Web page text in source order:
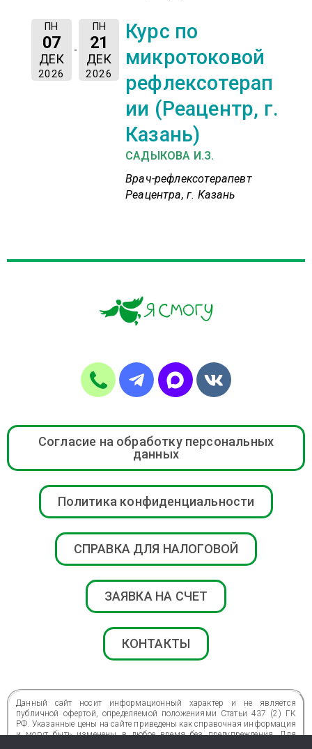
ПН
07
ДЕК
2026
ПН
21
ДЕК
2026
Курс по
микротоковой
рефлексотерап
ии (Реацентр, г.
Казань)
САДЫКОВА И.З.
Врач-рефлексотерапевт
Реацентра, г. Казань
Согласие на обработку персональных
данных
Политика конфиденциальности
СПРАВКА ДЛЯ НАЛОГОВОЙ
ЗАЯВКА НА СЧЕТ
КОНТАКТЫ
Данный сайт носит информационный характер и не является
публичной офертой, определяемой положениями Статьи 437 (2) ГК
РФ. Указанные цены на сайте приведены как справочная информация
и могут быть изменены в любое время без предупреждения. Для